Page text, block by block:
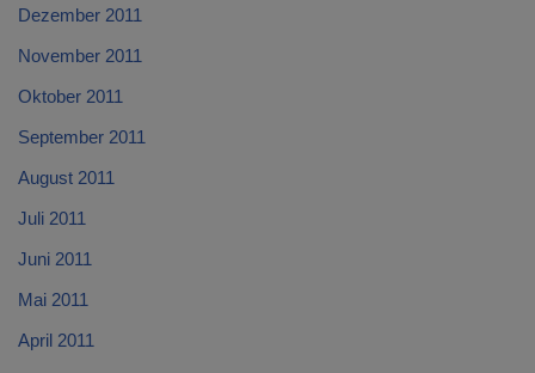
Dezember 2011
November 2011
Oktober 2011
September 2011
August 2011
Juli 2011
Juni 2011
Mai 2011
April 2011